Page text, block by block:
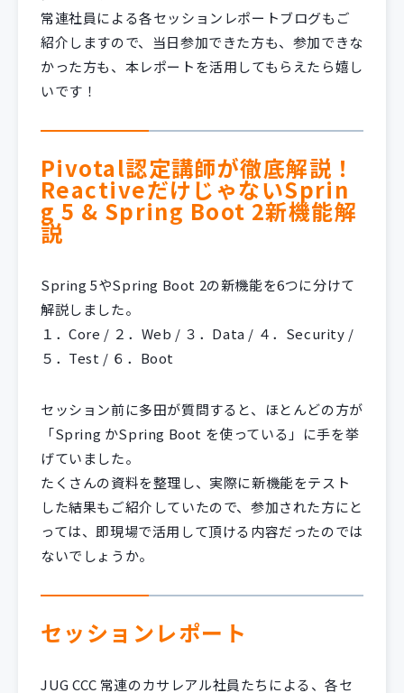
常連社員による各セッションレポートブログもご
紹介しますので、当日参加できた方も、参加できな
かった方も、本レポートを活用してもらえたら嬉し
いです！
Pivotal認定講師が徹底解説！
ReactiveだけじゃないSprin
g 5 & Spring Boot 2新機能解
説
Spring 5やSpring Boot 2の新機能を6つに分けて
解説しました。
１．Core / ２．Web / ３．Data / ４．Security /
５．Test / ６．Boot
セッション前に多田が質問すると、ほとんどの方が
「Spring かSpring Boot を使っている」に手を挙
げていました。
たくさんの資料を整理し、実際に新機能をテスト
した結果もご紹介していたので、参加された方にと
っては、即現場で活用して頂ける内容だったのでは
ないでしょうか。
セッションレポート
JUG CCC 常連のカサレアル社員たちによる、各セ